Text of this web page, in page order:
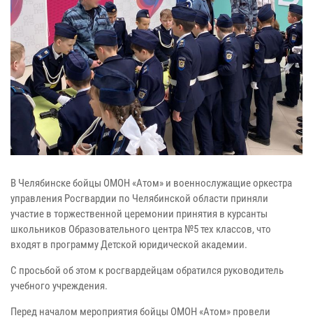
В Челябинске бойцы ОМОН «Атом» и военнослужащие оркестра
управления Росгвардии по Челябинской области приняли
участие в торжественной церемонии принятия в курсанты
школьников Образовательного центра №5 тех классов, что
входят в программу Детской юридической академии.
С просьбой об этом к росгвардейцам обратился руководитель
учебного учреждения.
Перед началом мероприятия бойцы ОМОН «Атом» провели